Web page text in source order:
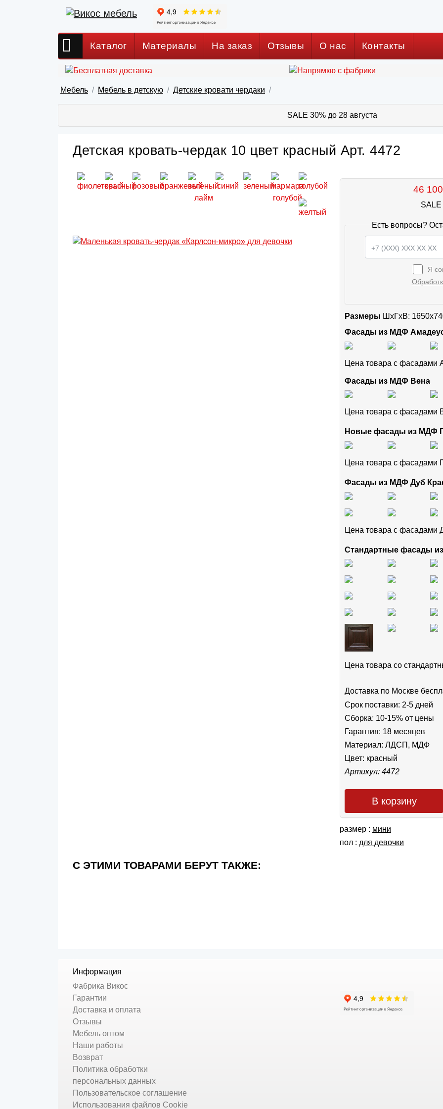
Каталог Материалы На заказ Отзывы О нас Контакты
Мебель Мебель в детскую Детские кровати чердаки
SALE 30% до 28 августа
Детская кровать-чердак 10 цвет красный Арт. 4472
46
SALE
Есть вопросы?
Я
Размеры ШxГхВ:
Фасады из МДФ
Цена товара с фасадами
Фасады из МДФ Вена
Цена товара с фасадами
Новые фасады из МДФ
Цена товара с
Фасады из МДФ Дуб
Цена товара с фасадами
Стандартные фасады
Цена товара cо
Доставка по Москве
Срок поставки: 2-5 дней
Сборка: 10-15% от цены
Гарантия: 18 месяцев
Материал: ЛДСП, МДФ
Цвет: красный
Артикул: 4472
В корзину
размер : мини
пол : для девочки
С ЭТИМИ ТОВАРАМИ БЕРУТ ТАКЖЕ:
Информация
Фабрика Викос
Гарантии
Доставка и оплата
Отзывы
Мебель оптом
Наши работы
Возврат
Политика обработки
персональных данных
Пользовательское соглашение
Использования файлов Cookie